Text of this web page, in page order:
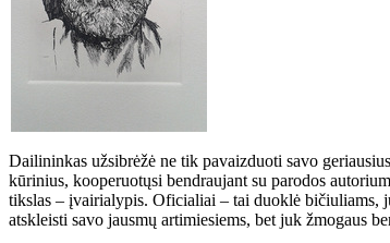
Dailininkas užsibrėžė ne tik pavaizduoti savo
kūrinius, kooperuotųsi bendraujant su parodos
tikslas – įvairialypis. Oficialiai – tai duoklė bičiuliams,
atskleisti savo jausmų artimiesiems, bet juk žmogaus